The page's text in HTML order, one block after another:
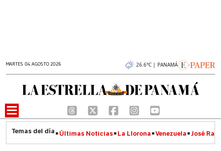
MARTES 04 AGOSTO 2026 26.6°C | PANAMÁ
Últimas Noticias La Llorona Venezuela José